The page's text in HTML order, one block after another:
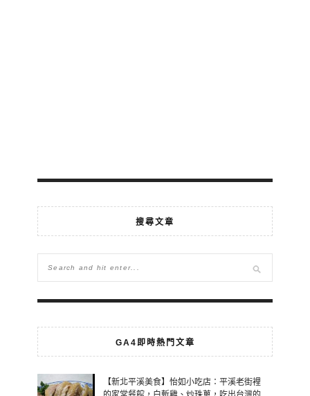
搜尋文章
GA4即時熱門文章
【新北平溪美食】怡如小吃店：平溪老街裡